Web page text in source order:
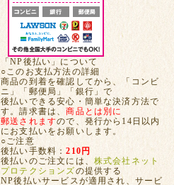
「NP後払い」について
○このお支払方法の詳細
商品の到着を確認してから、「コンビ
ニ」「郵便局」「銀行」で
後払いできる安心・簡単な決済方法で
す。請求書は、商品とは別に
郵送されますので、発行から14日以内
にお支払いをお願いします。
○ご注意
後払い手数料：210円
後払いのご注文には、 株式会社ネット
プロテクションズの提供する
NP後払いサービスが適用され、サービ